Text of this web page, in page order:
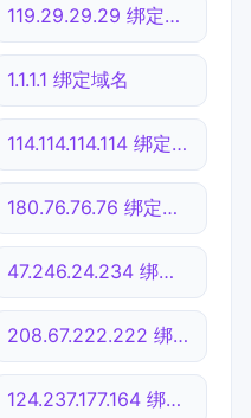
119.29.29.29 绑定域名
1.1.1.1 绑定域名
114.114.114.114 绑定域名
180.76.76.76 绑定域名
47.246.24.234 绑定域名
208.67.222.222 绑定域名
124.237.177.164 绑定域名